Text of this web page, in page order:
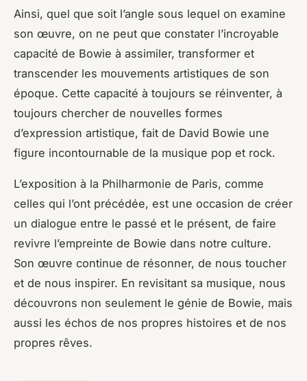
Ainsi, quel que soit l’angle sous lequel on examine
son œuvre, on ne peut que constater l’incroyable
capacité de Bowie à assimiler, transformer et
transcender les mouvements artistiques de son
époque. Cette capacité à toujours se réinventer, à
toujours chercher de nouvelles formes
d’expression artistique, fait de David Bowie une
figure incontournable de la musique pop et rock.
L’exposition à la Philharmonie de Paris, comme
celles qui l’ont précédée, est une occasion de créer
un dialogue entre le passé et le présent, de faire
revivre l’empreinte de Bowie dans notre culture.
Son œuvre continue de résonner, de nous toucher
et de nous inspirer. En revisitant sa musique, nous
découvrons non seulement le génie de Bowie, mais
aussi les échos de nos propres histoires et de nos
propres rêves.